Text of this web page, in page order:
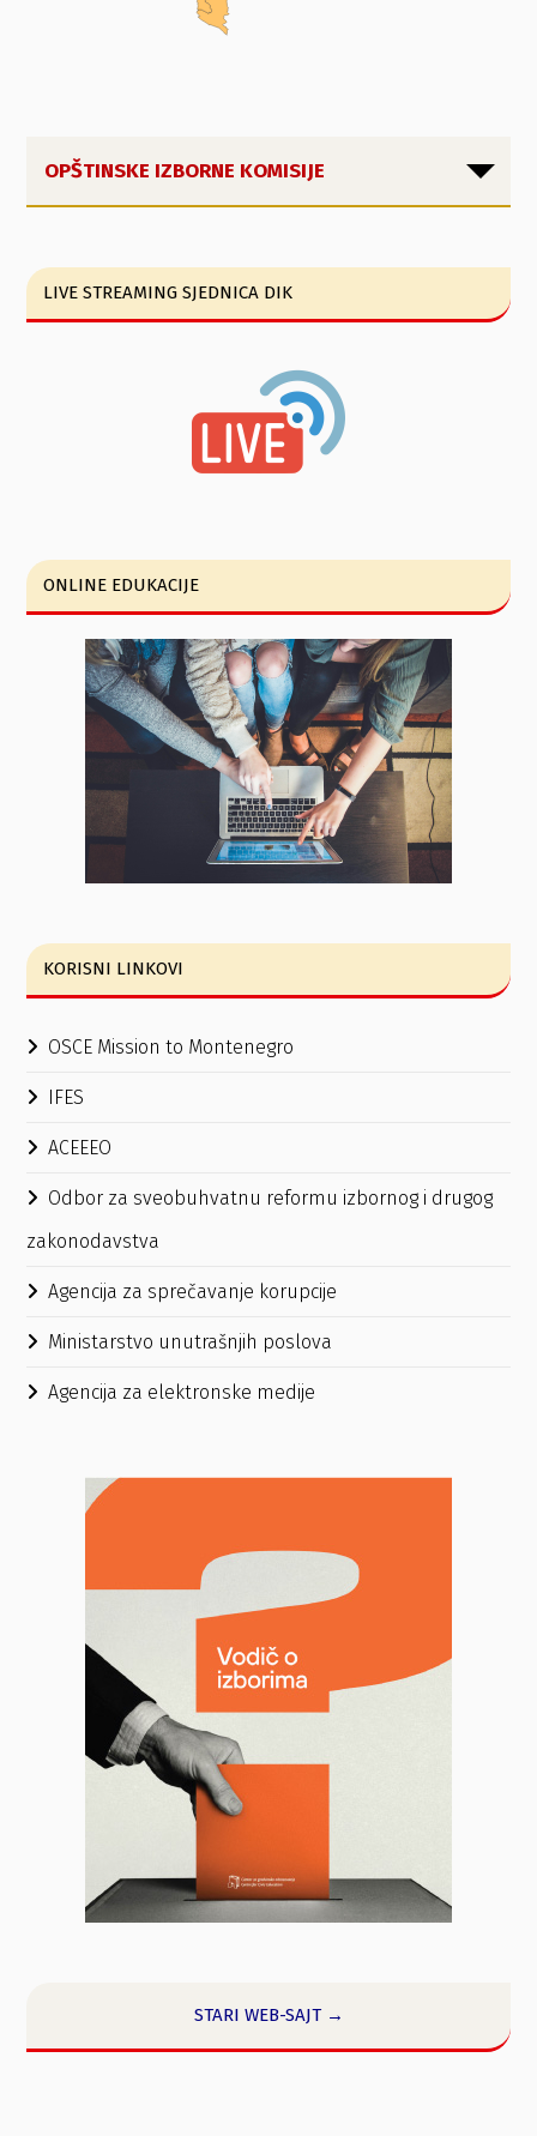
OPŠTINSKE IZBORNE KOMISIJE
LIVE STREAMING SJEDNICA DIK
ONLINE EDUKACIJE
KORISNI LINKOVI
OSCE Mission to Montenegro
IFES
ACEEEO
Odbor za sveobuhvatnu reformu izbornog i drugog
zakonodavstva
Agencija za sprečavanje korupcije
Ministarstvo unutrašnjih poslova
Agencija za elektronske medije
STARI WEB-SAJT →